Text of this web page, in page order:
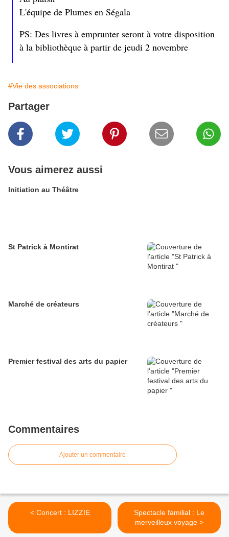
L'équipe de Plumes en Ségala
PS: Des livres à emprunter seront à votre disposition
à la bibliothèque à partir de jeudi 2 novembre
#Vie des associations
Partager
Vous aimerez aussi
Initiation au Théâtre
St Patrick à Montirat
Marché de créateurs
Premier festival des arts du papier
Commentaires
Ajouter un commentaire
< Concert : LIZZIE
Spectacle familial : Le
merveilleux voyage >